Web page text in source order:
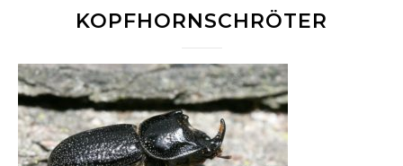
KOPFHORNSCHRÖTER